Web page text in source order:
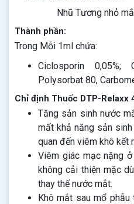
Nhũ Tương nhỏ
Thành phần:
Trong Mỗi 1ml chứa:
Ciclosporin 0,05%;
Polysorbat 80,
Chỉ định Thuốc DTP-Relaxx
Tăng sản sinh nước
mất khả năng sản
quan đến viêm khô kết
Viêm giác mạc nặng
không cải thiện mặc
thay thế nước mắt.
Khô mắt sau mổ